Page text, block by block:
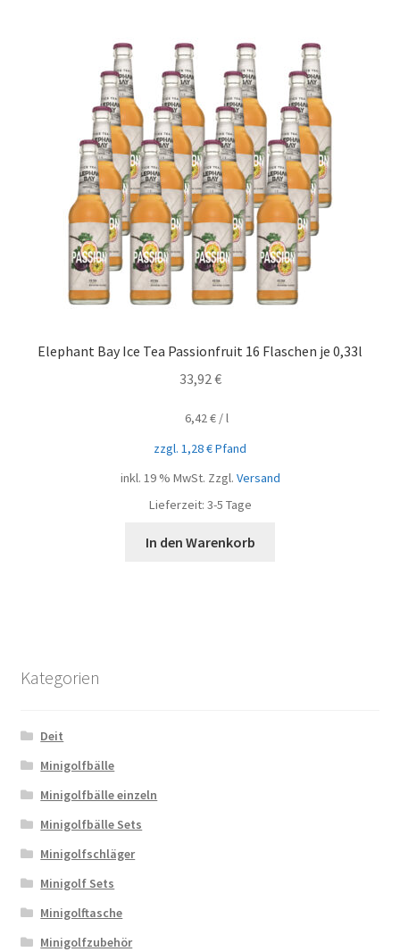
Elephant Bay Ice Tea Passionfruit 16 Flaschen je 0,33l
33,92 €
6,42€/l
zzgl. 1,28€Pfand
inkl. 19 % MwSt. Zzgl. Versand
Lieferzeit: 3-5 Tage
In den Warenkorb
Kategorien
Deit
Minigolfbälle
Minigolfbälle einzeln
Minigolfbälle Sets
Minigolfschläger
Minigolf Sets
Minigolftasche
Minigolfzubehör